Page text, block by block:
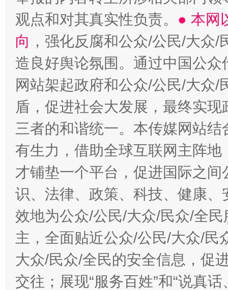
观点和对其真实性负责。 ● 本网
向 ，强化反腐和公众/公民/大众
造良好舆论氛围。通过中国公
网站架起政府和公众/公民/大众
盾，促进社会大发展，最终实
三者的和谐统一。本传媒网站
有生力，借助全球互联网主阵
才铺垫一个平台，促进国际之
识、法律、政策、科技、健康
效地为公众/公民/大众/民众/全
主，全面贴近公众/公民/大众/民
大众/民众/全民的安全信息，促
交往；展现“服务百姓”和“说真